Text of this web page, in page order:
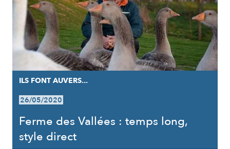
ILS FONT AUVERS...
26/05/2020
Ferme des Vallées : temps long,
style direct